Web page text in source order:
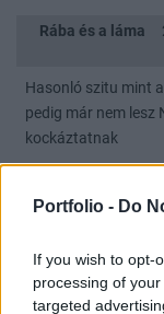
Portfolio - Do
If you wish to opt-
processing of
targeted
Rába és a láma
Hasonló szitu mint
pedig már nem lesz
kockáztatnak
Rába és a láma
Nem nőnek égig a
merci